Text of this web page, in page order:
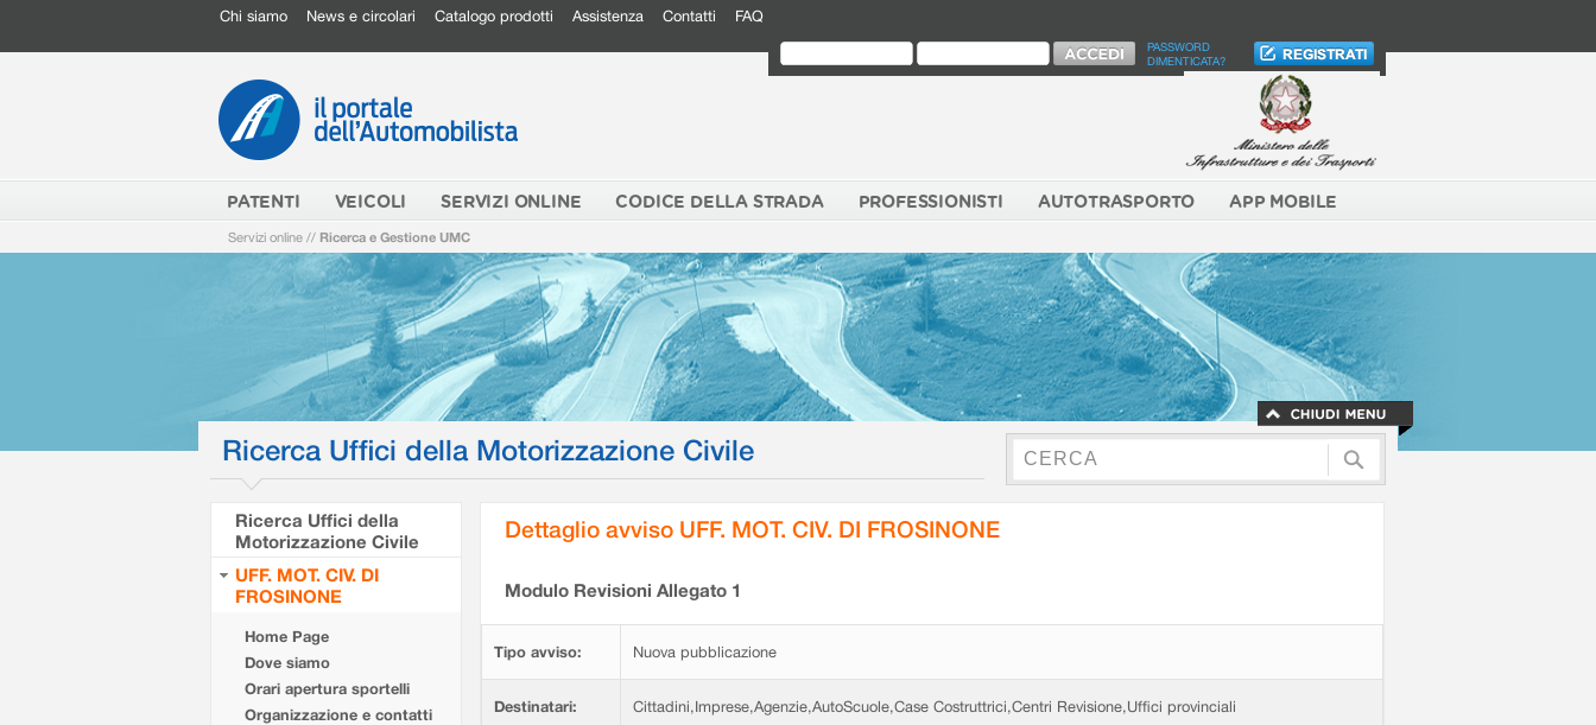
Chi siamo News e circolari Catalogo prodotti Assistenza Contatti FAQ
PASSWORD
DIMENTICATA?
PATENTI VEICOLI SERVIZI ONLINE CODICE DELLA STRADA PROFESSIONISTI AUTOTRASPORTO APP MOBILE
Servizi online // Ricerca e Gestione UMC
Ricerca Uffici della Motorizzazione Civile
Ricerca Uffici della
Motorizzazione Civile
UFF. MOT. CIV. DI
FROSINONE
Home Page
Dove siamo
Orari apertura sportelli
Organizzazione e contatti
Dettaglio avviso UFF. MOT. CIV. DI FROSINONE
Modulo Revisioni Allegato 1
Tipo avviso: Nuova pubblicazione
Destinatari: Cittadini,Imprese,Agenzie,AutoScuole,Case Costruttrici,Centri Revisione,Uffici provinciali